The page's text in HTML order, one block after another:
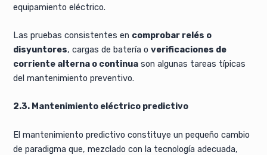
equipamiento eléctrico.
Las pruebas consistentes en comprobar relés o
disyuntores, cargas de batería overificaciones de
corriente alterna o continua son algunas tareas típicas
del mantenimiento preventivo.
2.3. Mantenimiento eléctrico predictivo
El mantenimiento predictivo constituye un pequeño cambio
de paradigma que, mezclado con la tecnología adecuada,